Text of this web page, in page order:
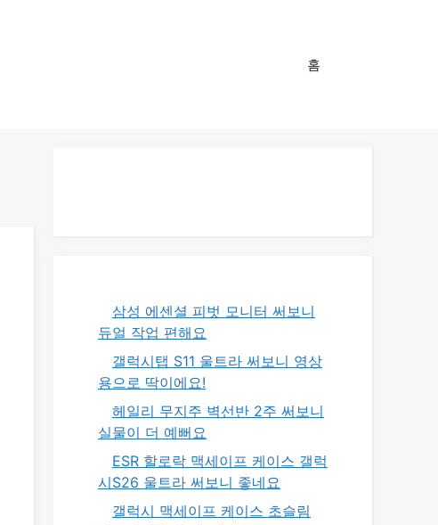
홈
삼성 에센셜 피벗 모니터 써보니
듀얼 작업 편해요
갤럭시탭 S11 울트라 써보니 영상
용으로 딱이에요!
헤일리 무지주 벽선반 2주 써보니
실물이 더 예뻐요
ESR 할로락 맥세이프 케이스 갤럭
시S26 울트라 써보니 좋네요
갤럭시 맥세이프 케이스 초슬림